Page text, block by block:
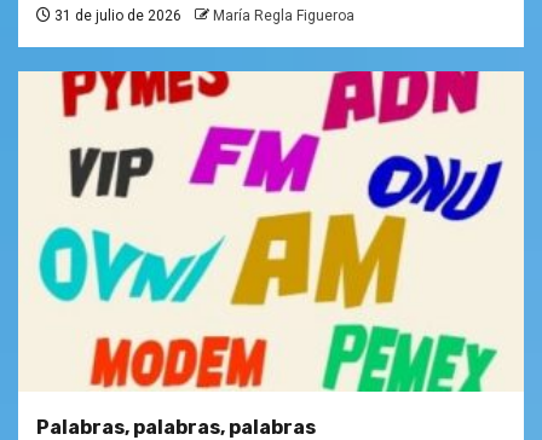
31 de julio de 2026 María Regla Figueroa
Palabras, palabras, palabras